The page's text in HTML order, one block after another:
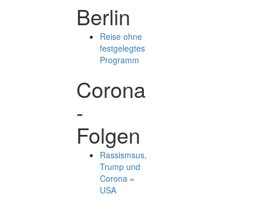
Berlin
Reise ohne
festgelegtes
Programm
Corona
-
Folgen
Rassismsus,
Trump und
Corona =
USA